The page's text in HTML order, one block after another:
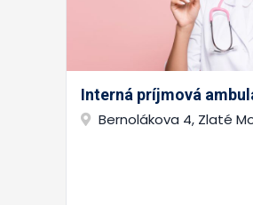
Interná príjmová
Bernolákova 4, Zlaté